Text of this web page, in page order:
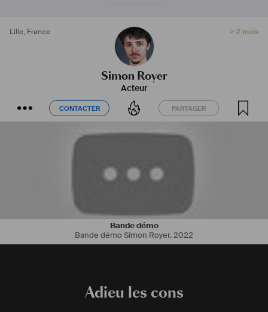
Lille, France > 2 mois
Simon Royer
Acteur
CONTACTER PARTAGER
CONTACTER PARTAGER
Bande démo
Bande démo Simon Royer,2022
Adieu les cons